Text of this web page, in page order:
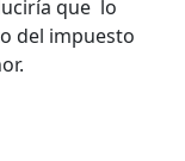
que lo
del impuesto